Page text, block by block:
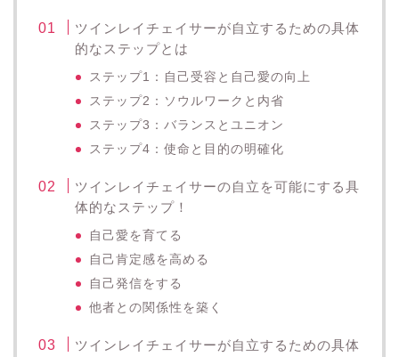
ツインレイチェイサーが自立するための具体
的なステップとは
ステップ1：自己受容と自己愛の向上
ステップ2：ソウルワークと内省
ステップ3：バランスとユニオン
ステップ4：使命と目的の明確化
ツインレイチェイサーの自立を可能にする具
体的なステップ！
自己愛を育てる
自己肯定感を高める
自己発信をする
他者との関係性を築く
ツインレイチェイサーが自立するための具体